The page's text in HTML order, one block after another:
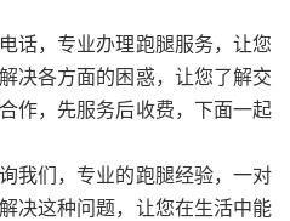
话，专业办理跑腿服务，让您
决各方面的困惑，让您了解交
作，先服务后收费，下面一起
我们，专业的跑腿经验，一对
决这种问题，让您在生活中能